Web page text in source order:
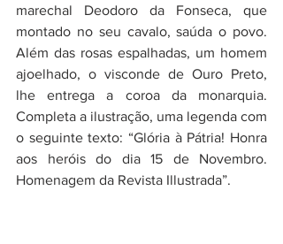
marechal Deodoro da Fonseca, que
montado no seu cavalo, saúda o povo.
Além das rosas espalhadas, um homem
ajoelhado, o visconde de Ouro Preto,
lhe entrega a coroa da monarquia.
Completa a ilustração, uma legenda com
o seguinte texto: “Glória à Pátria! Honra
aos heróis do dia 15 de Novembro.
Homenagem da Revista Illustrada”.